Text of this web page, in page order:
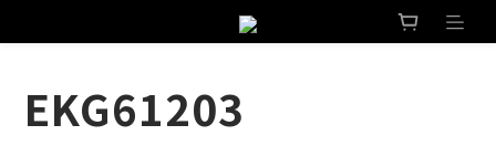
EKG61203